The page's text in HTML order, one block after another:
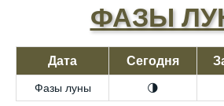
ФАЗЫ
Дата Сегодня
Фазы луны 🌗